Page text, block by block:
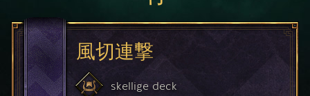
風切連撃
skellige deck